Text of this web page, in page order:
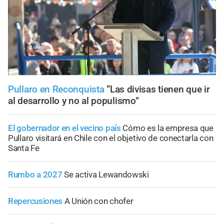
Pullaro en Reconquista “Las divisas tienen que ir
al desarrollo y no al populismo”
El gobernador en el vecino país Cómo es la empresa que
Pullaro visitará en Chile con el objetivo de conectarla con
Santa Fe
Rumbo a 2027 Se activa Lewandowski
Repercusiones A Unión con chofer